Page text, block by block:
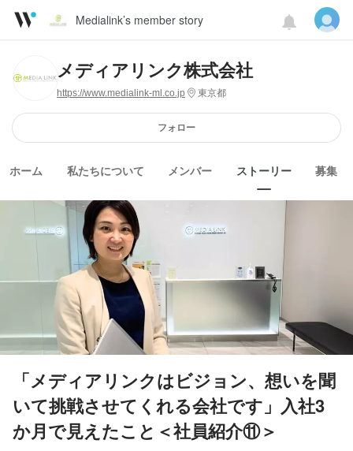
Medialink’s member story
メディアリンク株式会社
https://www.medialink-ml.co.jp 東京都
フォロー
ホーム 私たちについて メンバー ストーリー 募集
「メディアリンクはビジョン、想いを聞
いて挑戦させてくれる会社です」入社3
か月で見えたこと＜社員紹介⑪＞